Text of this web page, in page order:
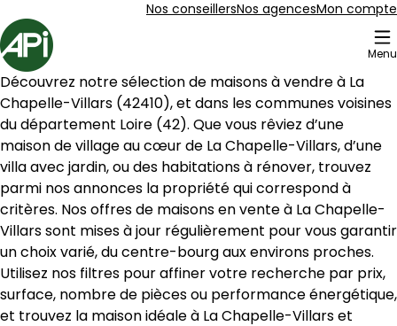
Nos conseillersNos agencesMon compte
Accueil
Menu
10 Maisons à vendre à La Chapelle-Villars (42410)
de village 59 m² 3 pièces Condrieu
Aller à l'image1
Aller à l'image2
Aller à l'image3
Aller à l'image4
Aller à l'image5
Découvrez notre sélection de maisons à vendre à La
Chapelle-Villars (42410), et dans les communes voisines
du département Loire (42). Que vous rêviez d’une
maison de village au cœur de La Chapelle-Villars, d’une
villa avec jardin, ou des habitations à rénover, trouvez
parmi nos annonces la propriété qui correspond à
critères. Nos offres de maisons en vente à La Chapelle-
Villars sont mises à jour régulièrement pour vous garantir
un choix varié, du centre-bourg aux environs proches.
Utilisez nos filtres pour affiner votre recherche par prix,
surface, nombre de pièces ou performance énergétique,
et trouvez la maison idéale à La Chapelle-Villars et